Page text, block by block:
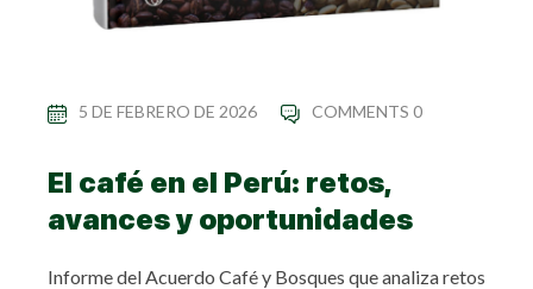
5 DE FEBRERO DE 2026 COMMENTS 0
El café en el Perú: retos,
avances y oportunidades
Informe del Acuerdo Café y Bosques que analiza retos